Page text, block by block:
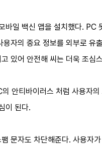
바일 백신 앱을 설치했다. PC
용자의 중요 정보를 외부로 유
있어 안전해 씨는 더욱 조심
안티바이러스 처럼 사용자
이 된다.
문자도 차단해준다. 사용자